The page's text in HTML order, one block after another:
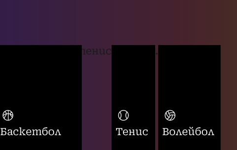
Баскетбол
тенис
Тенис
...
Волейбол